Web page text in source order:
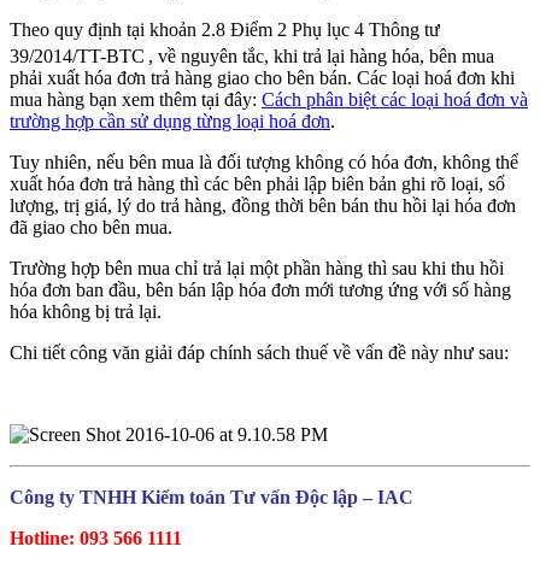
Theo quy định tại khoản 2.8 Điểm 2 Phụ lục 4 Thông tư
39/2014/TT-BTC , về nguyên tắc, khi trả lại hàng hóa, bên mua
phải xuất hóa đơn trả hàng giao cho bên bán. Các loại hoá đơn khi
mua hàng bạn xem thêm tại đây: Cách phân biệt các loại hoá đơn và
trường hợp cần sử dụng từng loại hoá đơn.
Tuy nhiên, nếu bên mua là đối tượng không có hóa đơn, không thể
xuất hóa đơn trả hàng thì các bên phải lập biên bản ghi rõ loại, số
lượng, trị giá, lý do trả hàng, đồng thời bên bán thu hồi lại hóa đơn
đã giao cho bên mua.
Trường hợp bên mua chỉ trả lại một phần hàng thì sau khi thu hồi
hóa đơn ban đầu, bên bán lập hóa đơn mới tương ứng với số hàng
hóa không bị trả lại.
Chi tiết công văn giải đáp chính sách thuế về vấn đề này như sau:
Công ty TNHH Kiểm toán Tư vấn Độc lập – IAC
Hotline: 093 566 1111